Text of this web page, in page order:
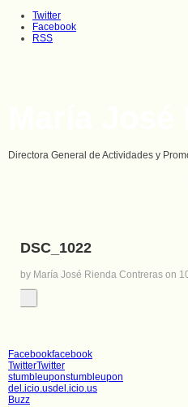
Twitter
Facebook
RSS
Directora General de Actividades y
DSC_1022
by María José Rienda Contreras on
Facebookfacebook
TwitterTwitter
stumbleuponstumbleupon
del.icio.usdel.icio.us
Buzz